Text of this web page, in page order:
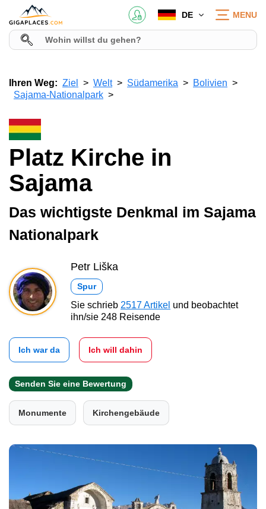
DE MENU
Ihren Weg: Ziel Welt Südamerika
Bolivien
Sajama-Nationalpark
Platz Kirche in
Sajama
Das wichtigste Denkmal im Sajama
Nationalpark
Petr Liška
Spur
Sie schrieb 2517 Artikel und beobachtet
ihn/sie 248 Reisende
Ich war da Ich will dahin
Senden Sie eine Bewertung
Monumente Kirchengebäude